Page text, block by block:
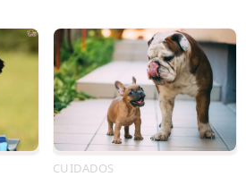
CUIDADOS